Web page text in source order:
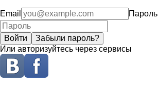
Email Пароль
Войти
Забыли пароль?
Или авторизуйтесь через сервисы